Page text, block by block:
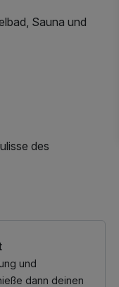
Sauna und
des
und
dann deinen